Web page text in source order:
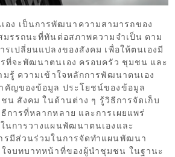
อง เป็นการพัฒนาความสามารถของ
มรรถนะที่ทันต่อสภาพความจำเป็น ตาม
เปลี่ยนแปลงของสังคม เพื่อให้ตนเองมี
ที่จะพัฒนาตนเอง ครอบครัว ชุมชน และ
มรู้ ความเข้าใจหลักการพัฒนาตนเอง
คัญของข้อมูล ประโยชน์ของข้อมูล
น สังคม ในด้านต่าง ๆ รู้วิธีการจัดเก็บ
การที่หลากหลาย และการเผยแพร่
นการวางแผนพัฒนาตนเองและ
รมีส่วนร่วมในการจัดทำแผนพัฒนา
จบทบาทหน้าที่ของผู้นำชุมชน ในฐานะ